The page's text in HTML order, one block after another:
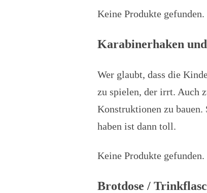
Keine Produkte gefunden.
Karabinerhaken
Wer glaubt, dass die
zu spielen, der irrt. Auch
Konstruktionen zu bauen.
haben ist dann toll.
Keine Produkte gefunden.
Brotdose /